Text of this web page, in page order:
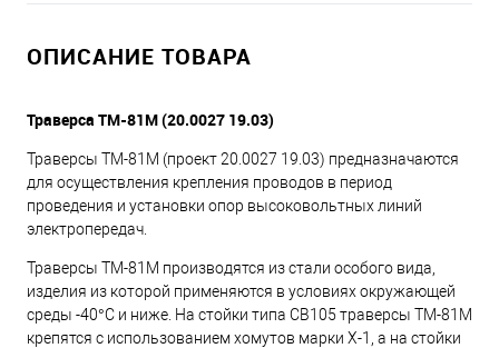
ОПИСАНИЕ ТОВАРА
Траверса ТМ-81М (20.0027 19.03)
Траверсы ТМ-81М (проект 20.0027 19.03) предназначаются
для осуществления крепления проводов в период
проведения и установки опор высоковольтных линий
электропередач.
Траверсы ТМ-81М производятся из стали особого вида,
изделия из которой применяются в условиях окружающей
среды -40°С и ниже. На стойки типа СВ105 траверсы ТМ-81М
крепятся с использованием хомутов марки Х-1, а на стойки